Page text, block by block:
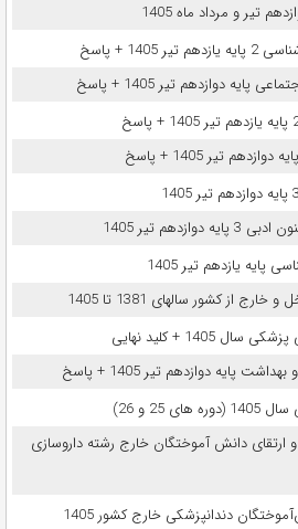
تیر و مرداد ماه 1405
+ پاسخ
دوازدهم تیر 1405 + پاسخ
تیر 1405
پایه یازدهم تیر 1405
از کشور سالهای 1381 تا 1405
+ کلید نهایی
پایه دوازدهم تیر 1405 + پاسخ
25 و 26)
و ارتقای دانش آموختگان خارج رشته داروسازی
دندانپزشکی خارج کشور 1405